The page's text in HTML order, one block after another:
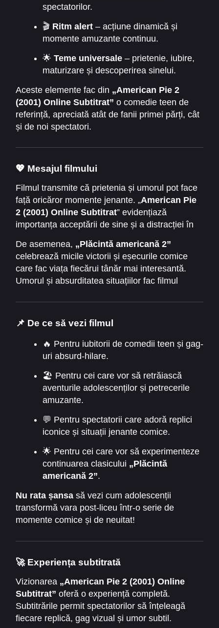
spectatorilor.
🎬 Ritm alert– acțiune dinamică și
momente amuzante continuu.
🌟 Teme universale– prietenie, iubire,
maturizare și descoperirea sinelui.
Aceste elemente fac din „American Pie 2
(2001) Online Subtitrat” o comedie teen de
referință, apreciată atât de fanii primei părți, cât
și de noi spectatori.
💖 Mesajul filmului
Filmul transmite că prietenia și umorul pot face
față oricăror momente jenante. „American Pie
2 (2001) Online Subtitrat” evidențiază
importanța acceptării de sine și a distracției în
De asemenea, „Plăcintă americană 2”
celebrează micile victorii și eșecurile comice
care fac viața fiecărui tânăr mai interesantă.
Umorul și absurditatea situațiilor fac filmul
📌 De ce să vezi filmul
🔥 Pentru iubitorii de comedii teen și gag-
uri absurd-hilare.
🏖 Pentru cei care vor să retrăiască
aventurile adolescenților și petrecerile
amuzante.
💬 Pentru spectatorii care adoră replici
iconice și situații jenante comice.
🌟 Pentru cei care vor să experimenteze
continuarea clasicului „Plăcintă
americană 2”.
Nu rata șansa să vezi cum adolescenții
transformă vara post-liceu într-o serie de
momente comice și de neuitat!
🚀 Experiența subtitrată
Vizionarea „American Pie 2 (2001) Online
Subtitrat” oferă o experiență completă.
Subtitrările permit spectatorilor să înțeleagă
fiecare replică, gag vizual și umor subtil.